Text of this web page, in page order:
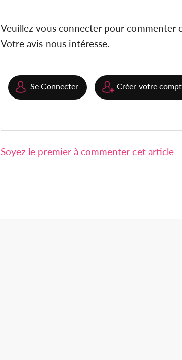
Veuillez vous connecter pour commenter
Votre avis nous intéresse.
Se Connecter Créer votre
Soyez le premier à commenter cet article